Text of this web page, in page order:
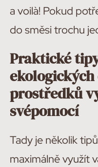
a voilà! Pokud
do směsi trochu
Praktické
prostředků
svépomocí
Tady je několik
maximálně využít